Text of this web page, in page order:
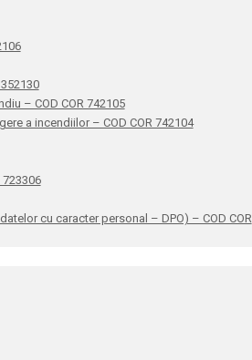
– COD COR 742105
a incendiilor – COD COR 742104
cu caracter personal – DPO) – COD COR